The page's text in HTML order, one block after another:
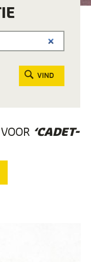
VIND
‘CADET-